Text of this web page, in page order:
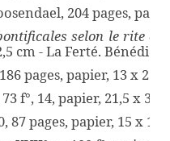
204 pages,
selon le rite
cm - La Ferté.
pages, papier, 13 x 22
73 f°, 14, papier, 21,5 x 3
87 pages, papier, 15 x 18